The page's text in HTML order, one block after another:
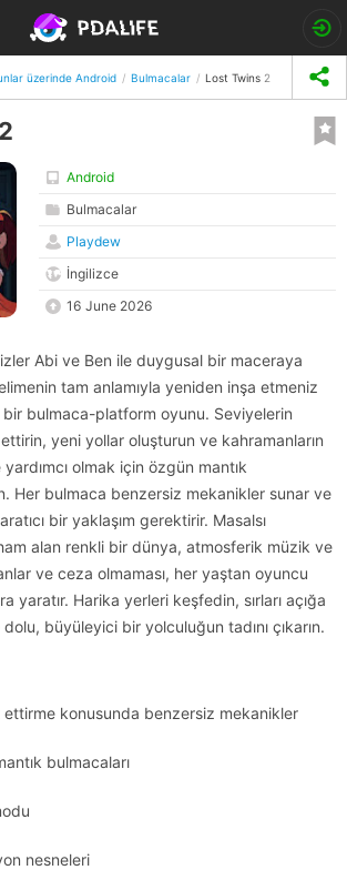
üzerinde Android Bulmacalar Lost Twins 2
Android
Bulmacalar
Playdew
İngilizce
16 June 2026
Abi ve Ben ile duygusal bir maceraya
tam anlamıyla yeniden inşa etmeniz
bulmaca-platform oyunu. Seviyelerin
ettirin, yeni yollar oluşturun ve kahramanların
olmak için özgün mantık
Her bulmaca benzersiz mekanikler sunar ve
bir yaklaşım gerektirir. Masalsı
alan renkli bir dünya, atmosferik müzik ve
ve ceza olmaması, her yaştan oyuncu
yaratır. Harika yerleri keşfedin, sırları açığa
büyüleyici bir yolculuğun tadını çıkarın.
ettirme konusunda benzersiz mekanikler
bulmacaları
nesneleri